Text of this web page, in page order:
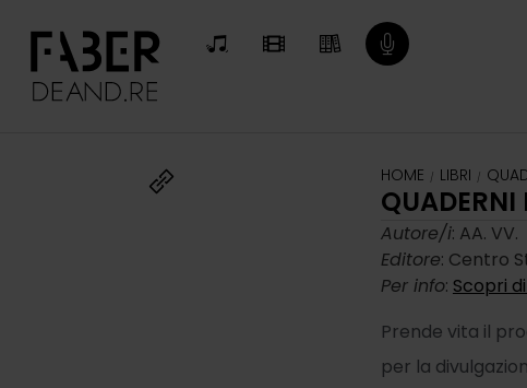
HOME / LIBRI /
Autore/i: AA. VV.
Editore: Centro
Per info: Scopri
Prende vita il
per la